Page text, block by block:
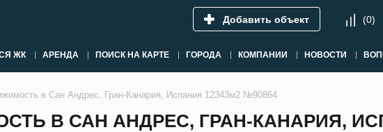
Добавить объект (0)
ЖК АРЕНДА ПОИСК НА КАРТЕ ГОРОДА КОМПАНИИ НОВОСТИ
в Сан Андрес, Гран-Канария, Испания 12343м2 №90864
В САН АНДРЕС, ГРАН-КАНАРИЯ,